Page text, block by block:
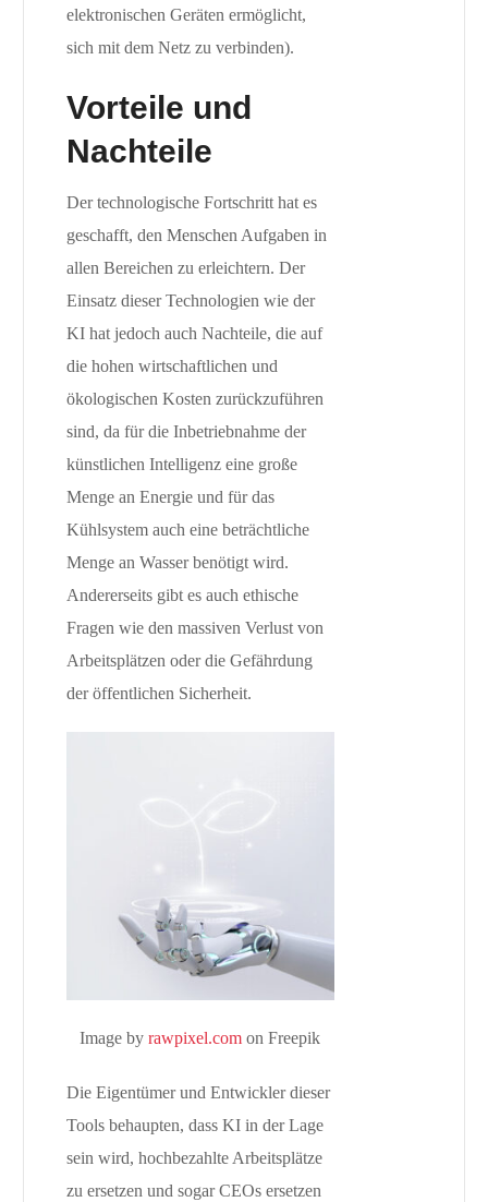
elektronischen Geräten ermöglicht,
sich mit dem Netz zu verbinden).
Vorteile und
Nachteile
Der technologische Fortschritt hat es
geschafft, den Menschen Aufgaben in
allen Bereichen zu erleichtern. Der
Einsatz dieser Technologien wie der
KI hat jedoch auch Nachteile, die auf
die hohen wirtschaftlichen und
ökologischen Kosten zurückzuführen
sind, da für die Inbetriebnahme der
künstlichen Intelligenz eine große
Menge an Energie und für das
Kühlsystem auch eine beträchtliche
Menge an Wasser benötigt wird.
Andererseits gibt es auch ethische
Fragen wie den massiven Verlust von
Arbeitsplätzen oder die Gefährdung
der öffentlichen Sicherheit.
Image byrawpixel.com on Freepik
Die Eigentümer und Entwickler dieser
Tools behaupten, dass KI in der Lage
sein wird, hochbezahlte Arbeitsplätze
zu ersetzen und sogar CEOs ersetzen